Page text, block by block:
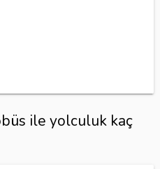
ile yolculuk kaç